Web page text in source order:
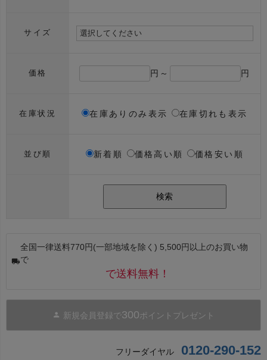
サイズ
価格 円～ 円
在庫状況 在庫ありのみ表示 在庫切れも表示
並び順 新着順 価格高い順 価格安い順
検索
全国一律送料770円(一部地域を除く) 5,500円以上のお買い物
で
で送料無料！
新規会員登録で300ポイントプレゼント
フリーダイヤル 0120-290-152